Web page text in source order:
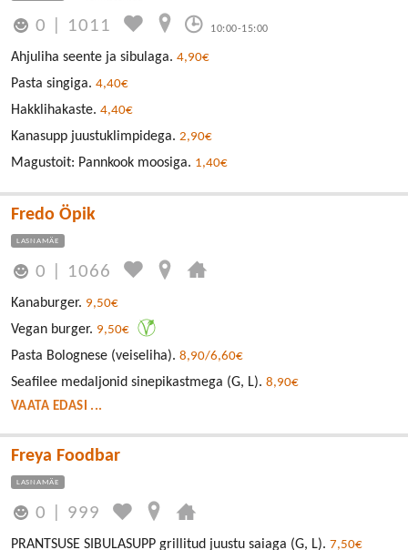
0 1011 10:00-15:00
Ahjuliha seente ja sibulaga. 4,90€
Pasta singiga. 4,40€
Hakklihakaste. 4,40€
Kanasupp juustuklimpidega. 2,90€
Magustoit: Pannkook moosiga. 1,40€
Fredo Öpik
LASNAMÄE
0 1066
Kanaburger. 9,50€
Vegan burger. 9,50€
Pasta Bolognese (veiseliha). 8,90/6,60€
Seafilee medaljonid sinepikastmega (G, L). 8,90€
VAATA EDASI ...
Freya Foodbar
LASNAMÄE
0 999
PRANTSUSE SIBULASUPP grillitud juustu saiaga (G, L). 7,50€